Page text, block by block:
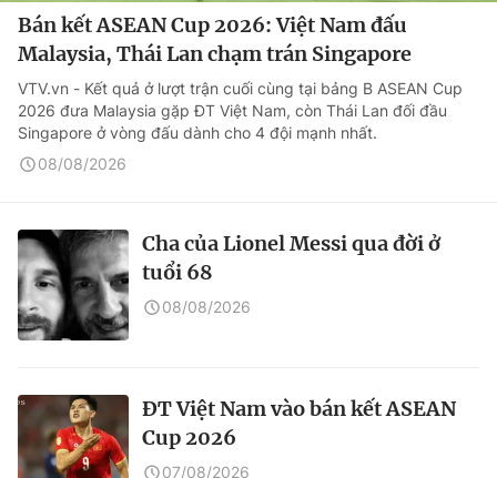
Bán kết ASEAN Cup 2026: Việt Nam đấu
Malaysia, Thái Lan chạm trán Singapore
VTV.vn - Kết quả ở lượt trận cuối cùng tại bảng B ASEAN Cup
2026 đưa Malaysia gặp ĐT Việt Nam, còn Thái Lan đối đầu
Singapore ở vòng đấu dành cho 4 đội mạnh nhất.
08/08/2026
Cha của Lionel Messi qua đời ở
tuổi 68
08/08/2026
ĐT Việt Nam vào bán kết ASEAN
Cup 2026
07/08/2026